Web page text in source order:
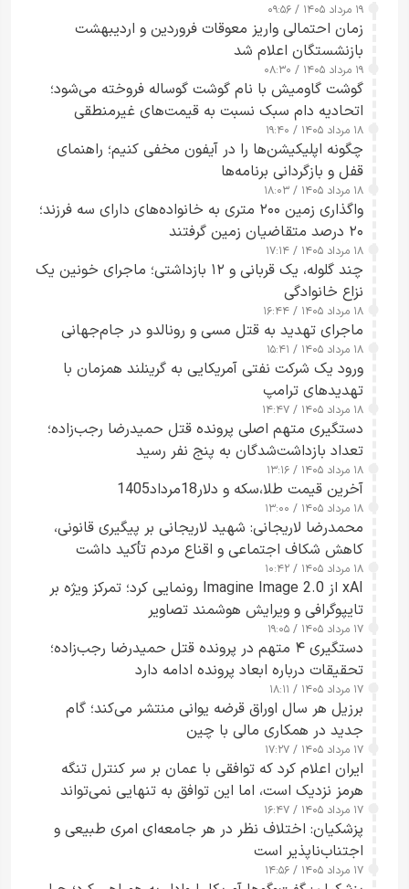
۱۹ مرداد ۱۴۰۵ / ۰۹:۵۶
زمان احتمالی واریز معوقات فروردین و اردیبهشت
بازنشستگان اعلام شد
۱۹ مرداد ۱۴۰۵ / ۰۸:۳۰
گوشت گاومیش با نام گوشت گوساله فروخته می‌شود؛
اتحادیه دام سبک نسبت به قیمت‌های غیرمنطقی
هشدار داد
۱۸ مرداد ۱۴۰۵ / ۱۹:۴۰
چگونه اپلیکیشن‌ها را در آیفون مخفی کنیم؛ راهنمای
قفل و بازگردانی برنامه‌ها
۱۸ مرداد ۱۴۰۵ / ۱۸:۰۳
واگذاری زمین ۲۰۰ متری به خانواده‌های دارای سه فرزند؛
۲۰ درصد متقاضیان زمین گرفتند
۱۸ مرداد ۱۴۰۵ / ۱۷:۱۴
چند گلوله، یک قربانی و ۱۲ بازداشتی؛ ماجرای خونین یک
نزاع خانوادگی
۱۸ مرداد ۱۴۰۵ / ۱۶:۴۴
ماجرای تهدید به قتل مسی و رونالدو در جام‌جهانی
۱۸ مرداد ۱۴۰۵ / ۱۵:۴۱
ورود یک شرکت نفتی آمریکایی به گرینلند همزمان با
تهدیدهای ترامپ
۱۸ مرداد ۱۴۰۵ / ۱۴:۴۷
دستگیری متهم اصلی پرونده قتل حمیدرضا رجب‌زاده؛
تعداد بازداشت‌شدگان به پنج نفر رسید
۱۸ مرداد ۱۴۰۵ / ۱۳:۱۶
آخرین قیمت طلا،سکه و دلار18مرداد1405
۱۸ مرداد ۱۴۰۵ / ۱۳:۰۰
محمدرضا لاریجانی: شهید لاریجانی بر پیگیری قانونی،
کاهش شکاف اجتماعی و اقناع مردم تأکید داشت
۱۸ مرداد ۱۴۰۵ / ۱۰:۴۲
xAI از Imagine Image 2.0 رونمایی کرد؛ تمرکز ویژه بر
تایپوگرافی و ویرایش هوشمند تصاویر
۱۷ مرداد ۱۴۰۵ / ۱۹:۰۵
دستگیری ۴ متهم در پرونده قتل حمیدرضا رجب‌زاده؛
تحقیقات درباره ابعاد پرونده ادامه دارد
۱۷ مرداد ۱۴۰۵ / ۱۸:۱۱
برزیل هر سال اوراق قرضه یوانی منتشر می‌کند؛ گام
جدید در همکاری مالی با چین
۱۷ مرداد ۱۴۰۵ / ۱۷:۲۷
ایران اعلام کرد که توافقی با عمان بر سر کنترل تنگه
هرمز نزدیک است، اما این توافق به تنهایی نمی‌تواند
آبراه را آزاد کند
۱۷ مرداد ۱۴۰۵ / ۱۶:۴۷
پزشکیان: اختلاف نظر در هر جامعه‌ای امری طبیعی و
اجتناب‌ناپذیر است
۱۷ مرداد ۱۴۰۵ / ۱۴:۵۶